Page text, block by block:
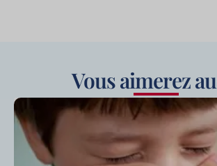
Vous aimerez